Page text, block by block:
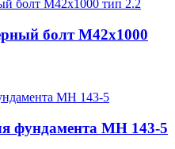
болт М42x1000
фундамента МН 143-5